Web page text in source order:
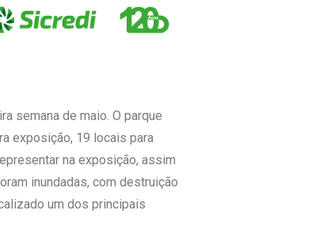
semana de maio. O parque
exposição, 19 locais para
na exposição, assim
inundadas, com destruição
um dos principais